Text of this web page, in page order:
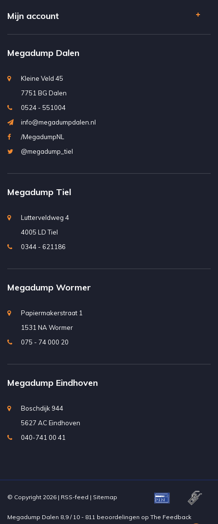
Mijn account
Megadump Dalen
Kleine Veld 45
7751 BG Dalen
0524 - 551004
info@megadumpdalen.nl
/MegadumpNL
@megadump_tiel
Megadump Tiel
Lutterveldweg 4
4005 LD Tiel
0344 - 621186
Megadump Wormer
Papiermakerstraat 1
1531 NA Wormer
075 - 74 000 20
Megadump Eindhoven
Boschdijk 944
5627 AC Eindhoven
040-741 00 41
© Copyright 2026 | RSS-feed | Sitemap
Megadump Dalen 8,9 / 10 - 811 beoordelingen op The Feedback